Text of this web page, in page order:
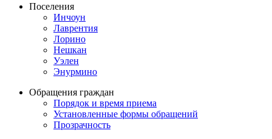
Поселения
Инчоун
Лаврентия
Лорино
Нешкан
Уэлен
Энурмино
Обращения граждан
Порядок и время приема
Установленные формы обращений
Прозрачность